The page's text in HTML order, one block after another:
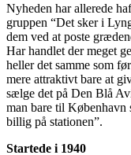
Nyheden har allerede
gruppen “Det sker i
dem ved at poste
Har handlet der meget
heller det samme som
mere attraktivt bare at
sælge det på Den Blå
man bare til
billig på stationen”.
Startede i 1940